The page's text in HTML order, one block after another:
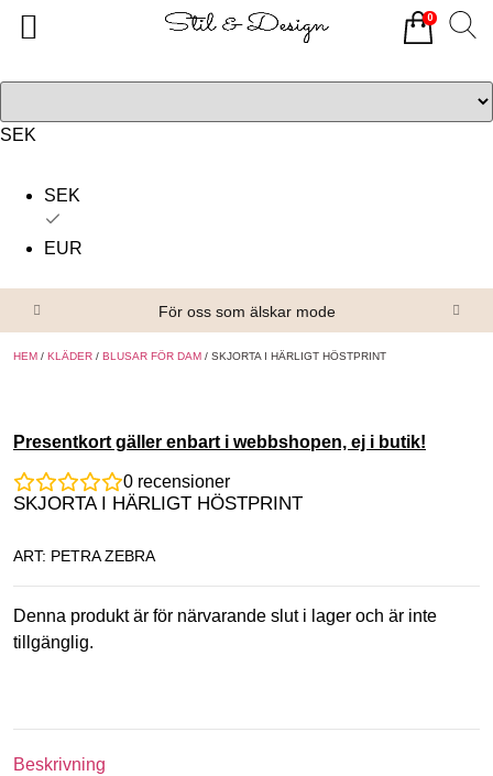
SEK
SEK
EUR
För oss som älskar mode
HEM / KLÄDER / BLUSAR FÖR DAM / SKJORTA I HÄRLIGT HÖSTPRINT
Presentkort gäller enbart i webbshopen, ej i butik!
0 recensioner
SKJORTA I HÄRLIGT HÖSTPRINT
ART: PETRA ZEBRA
Denna produkt är för närvarande slut i lager och är inte
tillgänglig.
Beskrivning
0
Alla produkter
Om oss